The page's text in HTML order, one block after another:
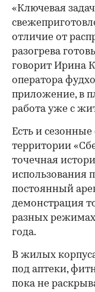
«Ключевая
отличие от
разогрева
говорит Ирина
оператора
приложение, в
работа уже с
Есть и
территории
точечная
использования
постоянный
демонстрация
разных
года.
В жилых
под аптеки,
пока не